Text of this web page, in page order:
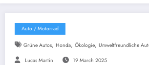
Auto / Motorrad
Grüne Autos, Honda, Ökologie, Umweltfreundliche
Lucas Martin 19 March 2025